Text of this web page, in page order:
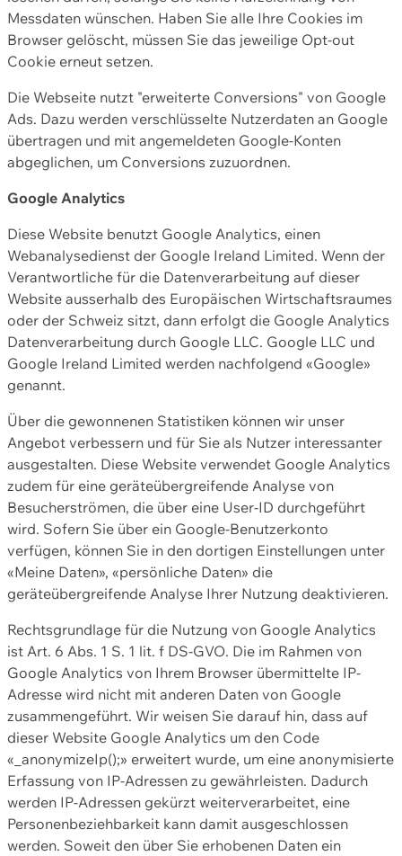
Messdaten wünschen. Haben Sie alle Ihre Cookies im
Browser gelöscht, müssen Sie das jeweilige Opt-out
Cookie erneut setzen.
Die Webseite nutzt "erweiterte Conversions" von Google
Ads. Dazu werden verschlüsselte Nutzerdaten an Google
übertragen und mit angemeldeten Google-Konten
abgeglichen, um Conversions zuzuordnen.
Google Analytics
Diese Website benutzt Google Analytics, einen
Webanalysedienst der Google Ireland Limited. Wenn der
Verantwortliche für die Datenverarbeitung auf dieser
Website ausserhalb des Europäischen Wirtschaftsraumes
oder der Schweiz sitzt, dann erfolgt die Google Analytics
Datenverarbeitung durch Google LLC. Google LLC und
Google Ireland Limited werden nachfolgend «Google»
genannt.
Über die gewonnenen Statistiken können wir unser
Angebot verbessern und für Sie als Nutzer interessanter
ausgestalten. Diese Website verwendet Google Analytics
zudem für eine geräteübergreifende Analyse von
Besucherströmen, die über eine User-ID durchgeführt
wird. Sofern Sie über ein Google-Benutzerkonto
verfügen, können Sie in den dortigen Einstellungen unter
«Meine Daten», «persönliche Daten» die
geräteübergreifende Analyse Ihrer Nutzung deaktivieren.
Rechtsgrundlage für die Nutzung von Google Analytics
ist Art. 6 Abs. 1 S. 1 lit. f DS-GVO. Die im Rahmen von
Google Analytics von Ihrem Browser übermittelte IP-
Adresse wird nicht mit anderen Daten von Google
zusammengeführt. Wir weisen Sie darauf hin, dass auf
dieser Website Google Analytics um den Code
«_anonymizeIp();» erweitert wurde, um eine anonymisierte
Erfassung von IP-Adressen zu gewährleisten. Dadurch
werden IP-Adressen gekürzt weiterverarbeitet, eine
Personenbeziehbarkeit kann damit ausgeschlossen
werden. Soweit den über Sie erhobenen Daten ein